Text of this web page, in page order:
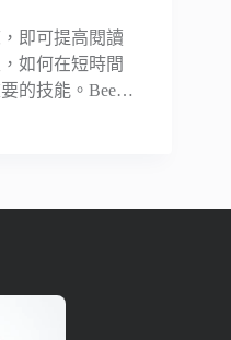
即可提高閱讀
如何在短時間
的技能。Bee…